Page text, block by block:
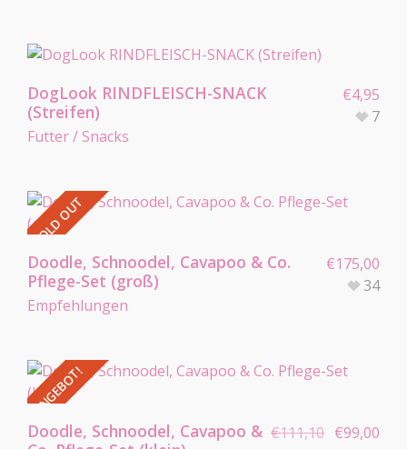
DogLook RINDFLEISCH-SNACK
(Streifen)
Futter / Snacks
€4,95
7
SOLD OUT
Doodle, Schnoodel, Cavapoo & Co.
Pflege-Set (groß)
Empfehlungen
€175,00
34
ANGEBOT!
Doodle, Schnoodel, Cavapoo & €111,10 €99,00